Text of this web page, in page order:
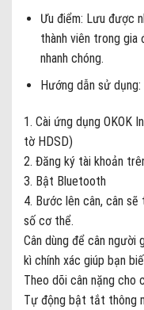
Ưu điểm: Lưu được
thành viên trong gia
nhanh chóng.
Hướng dẫn sử dụng:
1. Cài ứng dụng OKOK
tờ HDSD)
2. Đăng ký tài khoản
3. Bật Bluetooth
4. Bước lên cân, cân
số cơ thể.
Cân dùng để cân
kì chính xác giúp bạn
Theo dõi cân nặng cho
Tự động bật tắt thông